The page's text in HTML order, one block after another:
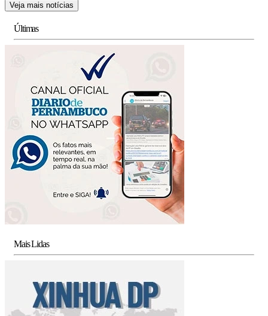
Veja mais notícias
Últimas
Mais Lidas